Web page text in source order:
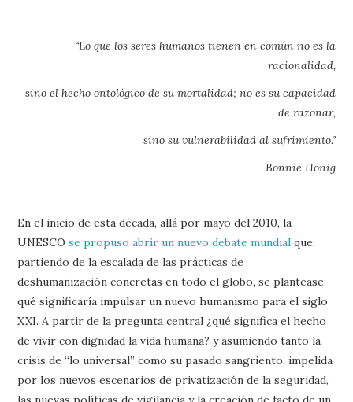
“Lo que los seres humanos tienen en común no es la
racionalidad,
sino el hecho ontológico de su mortalidad; no es su capacidad
de razonar,
sino su vulnerabilidad al sufrimiento.”
Bonnie Honig
En el inicio de esta década, allá por mayo del 2010, la
UNESCO se propuso abrir un nuevo debate mundial que,
partiendo de la escalada de las prácticas de
deshumanización concretas en todo el globo, se plantease
qué significaría impulsar un nuevo humanismo para el siglo
XXI. A partir de la pregunta central ¿qué significa el hecho
de vivir con dignidad la vida humana? y asumiendo tanto la
crisis de “lo universal” como su pasado sangriento, impelida
por los nuevos escenarios de privatización de la seguridad,